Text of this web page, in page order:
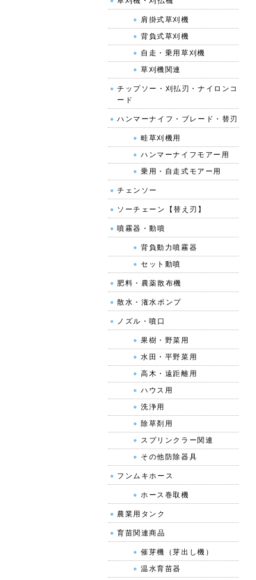
肩掛式草刈機
背負式草刈機
自走・乗用草刈機
草刈機関連
チップソー・刈払刃・ナイロンコ
ード
ハンマーナイフ・ブレード・替刃
畦草刈機用
ハンマーナイフモアー用
乗用・自走式モアー用
チェンソー
ソーチェーン【替え刃】
噴霧器・動噴
背負動力噴霧器
セット動噴
肥料・農薬散布機
散水・潅水ポンプ
ノズル・噴口
果樹・野菜用
水田・平野菜用
高木・遠距離用
ハウス用
洗浄用
除草剤用
スプリンクラー関連
その他防除器具
フンムキホース
ホース巻取機
農業用タンク
育苗関連商品
催芽機（芽出し機）
温水育苗器